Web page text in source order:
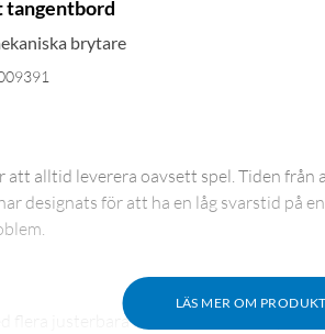
tangentbord
brytare
LÄS MER OM
alltid leverera oavsett spel. Tiden
designats för att ha en låg svarstid på
flera justerbara funktioner för att